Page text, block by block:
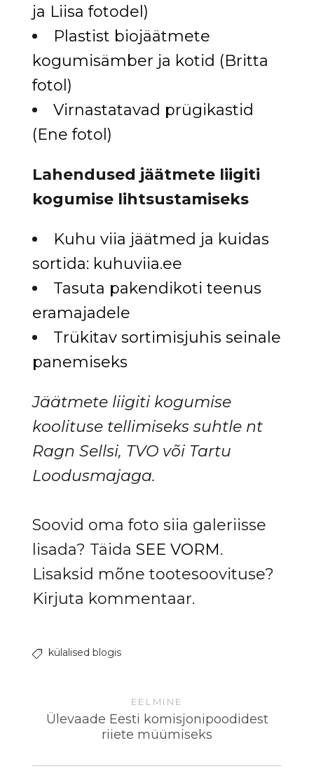
ja Liisa fotodel)
Plastist biojäätmete
kogumisämber ja kotid (Britta
fotol)
Virnastatavad prügikastid
(Ene fotol)
Lahendused jäätmete liigiti
kogumise lihtsustamiseks
Kuhu viia jäätmed ja kuidas
sortida: kuhuviia.ee
Tasuta pakendikoti teenus
eramajadele
Trükitav sortimisjuhis seinale
panemiseks
Jäätmete liigiti kogumise
koolituse tellimiseks suhtle nt
Ragn Sellsi, TVO või Tartu
Loodusmajaga.
Soovid oma foto siia galeriisse
lisada? Täida SEE VORM.
Lisaksid mõne tootesoovituse?
Kirjuta kommentaar.
külalised blogis
EELMINE
Ülevaade Eesti komisjonipoodidest
riiete müümiseks